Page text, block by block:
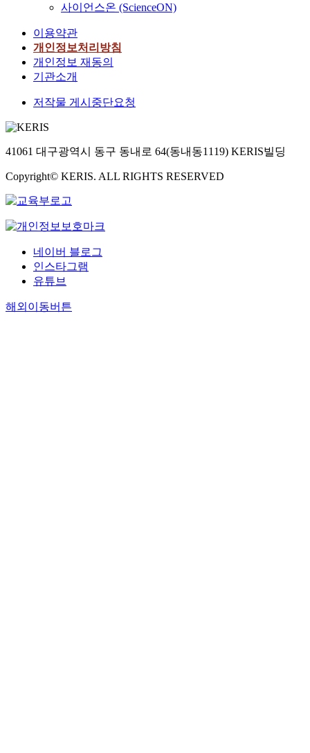
사이언스온 (ScienceON)
이용약관
개인정보처리방침
개인정보 재동의
기관소개
저작물 게시중단요청
41061 대구광역시 동구 동내로 64(동내동1119) KERIS빌딩
Copyright© KERIS. ALL RIGHTS RESERVED
네이버 블로그
인스타그램
유튜브
해외이동버튼